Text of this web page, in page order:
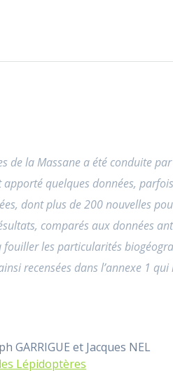
la Massane a été conduite
quelques données,
dont plus de 200 nouvelles
comparés aux données
les particularités
recensées dans l’annexe 1
GARRIGUE et Jacques NEL
Lépidoptères